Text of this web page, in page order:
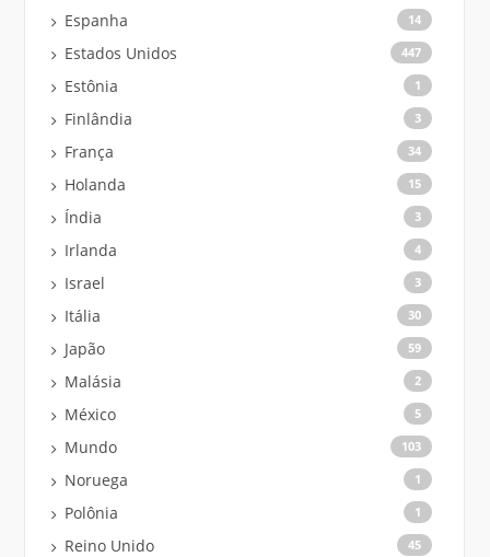
Espanha 14
Estados Unidos 447
Estônia 1
Finlândia 3
França 34
Holanda 15
Índia 3
Irlanda 4
Israel 3
Itália 30
Japão 59
Malásia 2
México 5
Mundo 103
Noruega 1
Polônia 1
Reino Unido 45